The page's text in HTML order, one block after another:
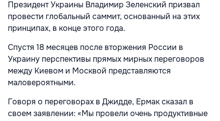
Президент Украины Владимир Зеленский призвал
провести глобальный саммит, основанный на этих
принципах, в конце этого года.
Спустя 18 месяцев после вторжения России в
Украину перспективы прямых мирных переговоров
между Киевом и Москвой представляются
маловероятными.
Говоря о переговорах в Джидде, Ермак сказал в
своем заявлении: «Мы провели очень продуктивные